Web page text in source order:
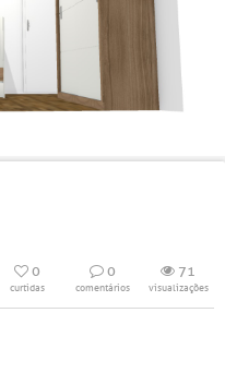
0
curtidas
0
comentários
71
visualizações